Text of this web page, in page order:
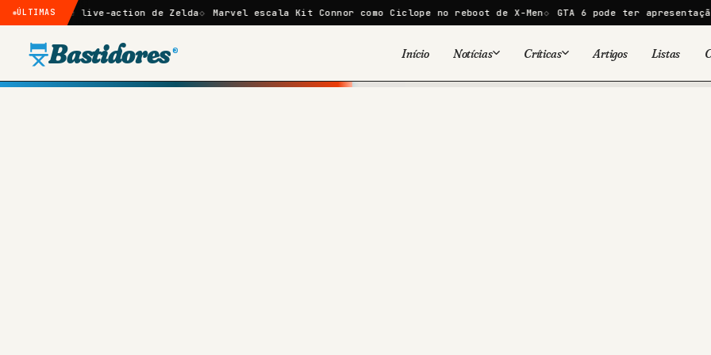
ÚLTIMAS
live-action de Zelda Marvel escala Kit Connor como Ciclope no reboot de X-Men GTA 6 pode ter apresentação de 30
Bastidores ® Início Notícias Críticas Artigos Listas